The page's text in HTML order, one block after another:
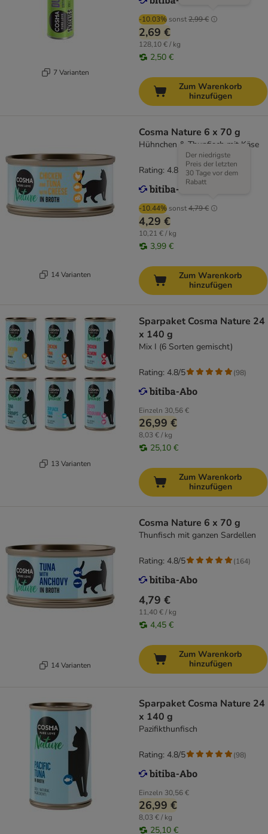
7 Varianten
-10.03% sonst2,99 €
2,69 €
128,10 € / kg
2,50 €
Zum Warenkorb
hinzufügen
14 Varianten
Cosma Nature 6 x 70 g
Hühnchen & Thunfisch mit Käse
-10.44% sonst4,79 €
Der niedrigste
Preis der letzten
30 Tage vor dem
Rabatt
4,29 €
10,21 € / kg
3,99 €
Rating: 4.8/5 (164
Zum Warenkorb
hinzufügen
13 Varianten
Sparpaket Cosma Nature 24
x 140 g
Mix I (6 Sorten gemischt)
Einzeln 30,56 €
26,99 €
8,03 € / kg
25,10 €
Rating: 4.8/5 (98)
Zum Warenkorb
hinzufügen
14 Varianten
Cosma Nature 6 x 70 g
Thunfisch mit ganzen Sardellen
4,79 €
11,40 € / kg
4,45 €
Rating: 4.8/5 (164)
Zum Warenkorb
hinzufügen
Sparpaket Cosma Nature 24
x 140 g
Pazifikthunfisch
Einzeln 30,56 €
26,99 €
8,03 € / kg
25,10 €
Rating: 4.8/5 (98)